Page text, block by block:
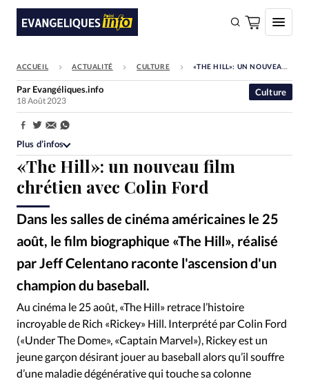
FAIRE UN DON
Faire un don
Eglises
Société
Monde
Bible
Toute l'actualité
Se connecter
Devise:CHF
RUBRIQUES
Toute l'actualité Bible Culture
Economie
Eglises
Histoire Laicité
Liberté religieuse
Mission
Monde People Politique
Religions
ACCUEIL ACTUALITÉ CULTURE «THE HILL»: UN NOUVEAU FILM CHRÉTIEN AVEC COLIN FORD
«The Hill»: un nouveau film
chrétien avec Colin Ford
Dans les salles de cinéma américaines le 25
août, le film biographique «The Hill», réalisé
par Jeff Celentano raconte l'ascension d'un
champion du baseball.
Culture
Par Evangéliques.info
18 Août 2023
Partager:
Plus d’infos
©YouTube - «The Hill» - Bande-annonce officielle 2023
Au cinéma le 25 août, «The Hill» retrace l’histoire
incroyable de Rich «Rickey» Hill. Interprété par Colin Ford
(«Under The Dome», «Captain Marvel»), Rickey est un
jeune garçon désirant jouer au baseball alors qu’il souffre
d’une maladie dégénérative qui touche sa colonne